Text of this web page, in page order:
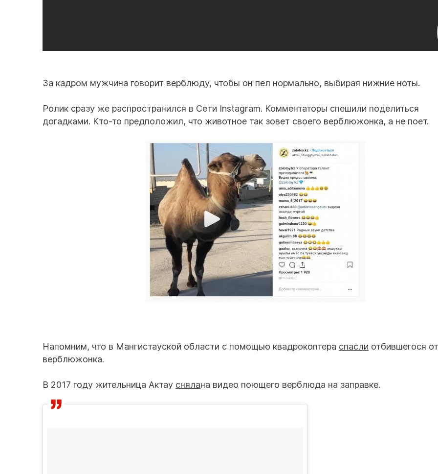
За кадром мужчина говорит верблюду, чтобы он пел нормально, выбирая нижние ноты.
Ролик сразу же распространился в Сети Instagram. Комментаторы спешили поделиться
догадками. Кто-то предположил, что животное так зовет своего верблюжонка, а не поет.
Напомним, что в Мангистауской области с помощью квадрокоптера спасли отбившегося
верблюжонка.
В 2017 году жительница Актау снялана видео поющего верблюда на заправке.